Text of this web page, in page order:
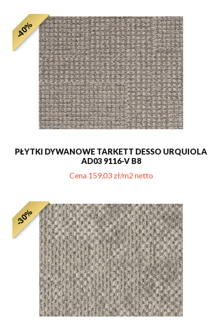
-40%
PŁYTKI DYWANOWE TARKETT DESSO URQUIOLA
AD03 9116-V B8
Cena 159,03 zł/m2 netto
-30%